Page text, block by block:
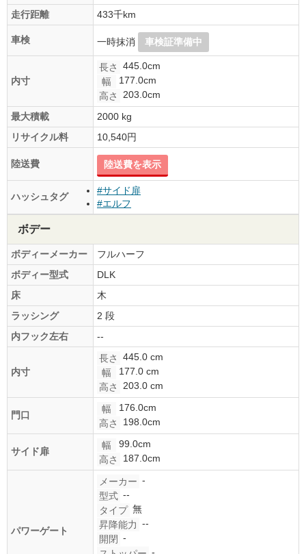
走行距離
433千km
車検 一時抹消 車検証準備中
内寸
長さ
445.0cm
幅
177.0cm
高さ
203.0cm
最大積載
2000 kg
リサイクル料
10,540円
陸送費 陸送費を表示
ハッシュタグ
#サイド扉
#エルフ
ボデー
ボディーメーカー
フルハーフ
ボディー型式
DLK
床
木
ラッシング
2 段
内フック左右
--
内寸
長さ
445.0 cm
幅
177.0 cm
高さ
203.0 cm
門口
幅
176.0cm
高さ
198.0cm
サイド扉
幅
99.0cm
高さ
187.0cm
パワーゲート
メーカー -
型式 --
タイプ 無
昇降能力 --
開閉 -